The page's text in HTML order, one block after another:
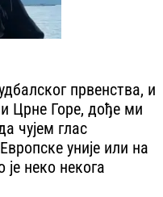
првенства, и
Црне Горе, дође ми
чујем глас
уније или на
неко некога